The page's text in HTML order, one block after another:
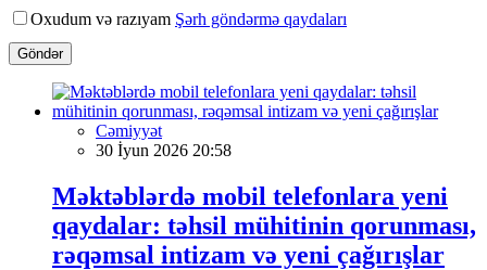
Oxudum və razıyam Şərh göndərmə qaydaları
Göndər
Cəmiyyət
30 İyun 2026 20:58
Məktəblərdə mobil telefonlara yeni
qaydalar: təhsil mühitinin qorunması,
rəqəmsal intizam və yeni çağırışlar